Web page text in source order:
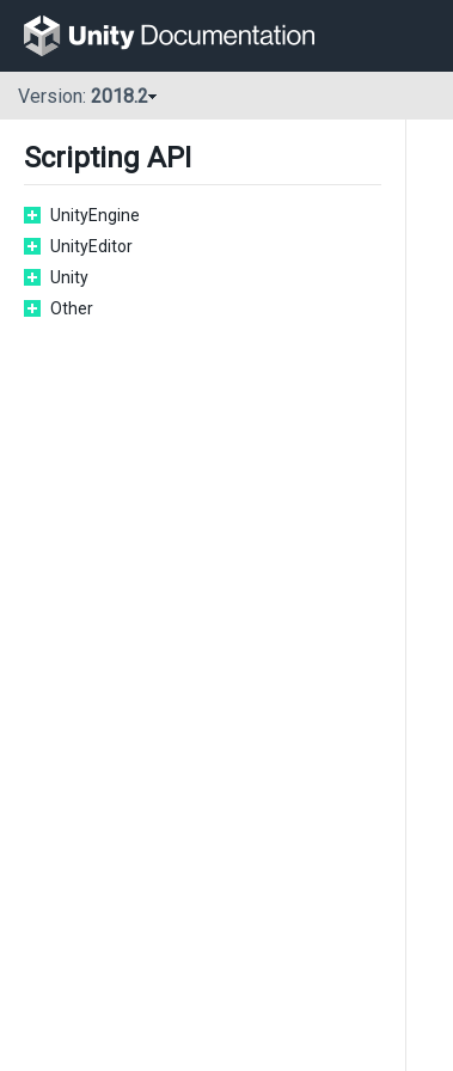
Version: 2018.2
Scripting API
UnityEngine
UnityEditor
Unity
Other